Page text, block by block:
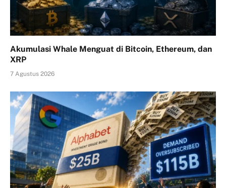
Akumulasi Whale Menguat di Bitcoin, Ethereum, dan
XRP
7 Agustus 2026